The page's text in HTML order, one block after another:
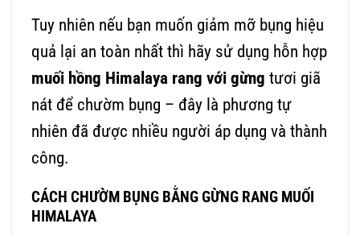
Tuy nhiên nếu bạn muốn giảm mỡ bụng hiệu
quả lại an toàn nhất thì hãy sử dụng hỗn hợp
muối hồng Himalaya rang với gừng tươi giã
nát để chườm bụng – đây là phương tự
nhiên đã được nhiều người áp dụng và thành
công.
CÁCH CHƯỜM BỤNG BẰNG GỪNG RANG MUỐI
HIMALAYA